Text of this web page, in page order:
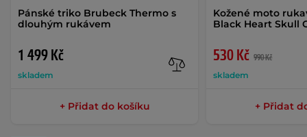
Pánské triko Brubeck Thermo s
dlouhým rukávem
1 499 Kč
skladem
+ Přidat do košíku
Kožené moto
Black Heart Skull
530 Kč 990 Kč
skladem
+ Přidat